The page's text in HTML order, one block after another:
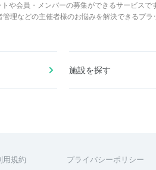
や会員・メンバーの募集ができるサービスで
理などの主催者様のお悩みを解決できるプラ
施設を探す
用規約 プライバシーポリシー